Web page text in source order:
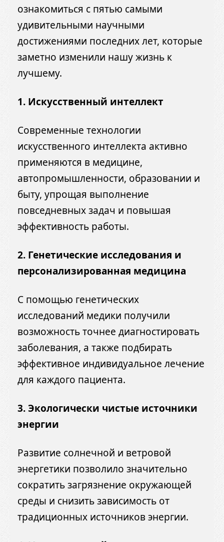
ознакомиться с пятью самыми
удивительными научными
достижениями последних лет, которые
заметно изменили нашу жизнь к
лучшему.
1. Искусственный интеллект
Современные технологии
искусственного интеллекта активно
применяются в медицине,
автопромышленности, образовании и
быту, упрощая выполнение
повседневных задач и повышая
эффективность работы.
2. Генетические исследования и
персонализированная медицина
С помощью генетических
исследований медики получили
возможность точнее диагностировать
заболевания, а также подбирать
эффективное индивидуальное лечение
для каждого пациента.
3. Экологически чистые источники
энергии
Развитие солнечной и ветровой
энергетики позволило значительно
сократить загрязнение окружающей
среды и снизить зависимость от
традиционных источников энергии.